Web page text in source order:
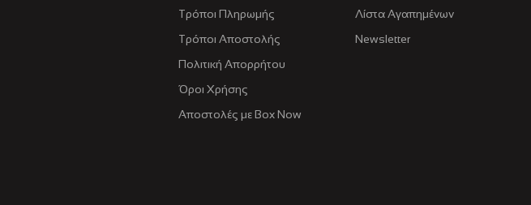
Τρόποι Πληρωμής
Τρόποι Αποστολής
Πολιτική Απορρήτου
Όροι Χρήσης
Αποστολές με Box Now
Λίστα Αγαπημένων
Newsletter